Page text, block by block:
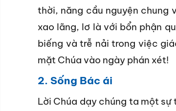
thời, năng cầu nguyện chung
xao lãng, lơ là với bổn phận
biếng và trễ nải trong việc
mặt Chúa vào ngày phán xét!
2. Sống Bác ái
Lời Chúa dạy chúng ta một sự